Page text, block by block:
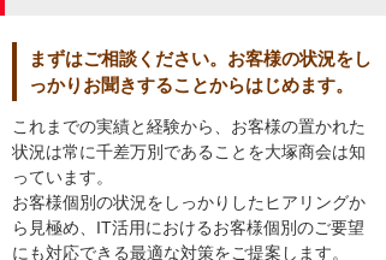
まずはご相談ください。お客様の状況をし
っかりお聞きすることからはじめます。
これまでの実績と経験から、お客様の置かれた
状況は常に千差万別であることを大塚商会は知
っています。
お客様個別の状況をしっかりしたヒアリングか
ら見極め、IT活用におけるお客様個別のご要望
にも対応できる最適な対策をご提案します。